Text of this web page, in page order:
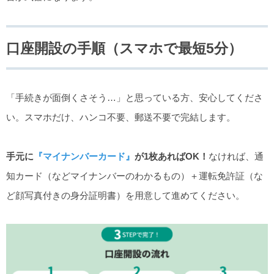
口座開設の手順（スマホで最短5分）
「手続きが面倒くさそう…」と思っている方、安心してくださ
い。スマホだけ、ハンコ不要、郵送不要で完結します。
手元に 『マイナンバーカード』 が1枚あればOK！ なければ、通
知カード（などマイナンバーのわかるもの）＋運転免許証（な
ど顔写真付きの身分証明書）を用意して進めてください。